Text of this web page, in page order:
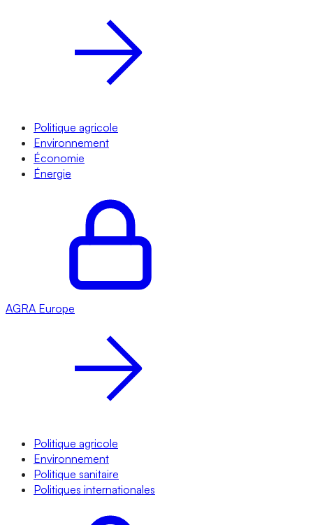
Politique agricole
Environnement
Économie
Énergie
AGRA Europe
Politique agricole
Environnement
Politique sanitaire
Politiques internationales